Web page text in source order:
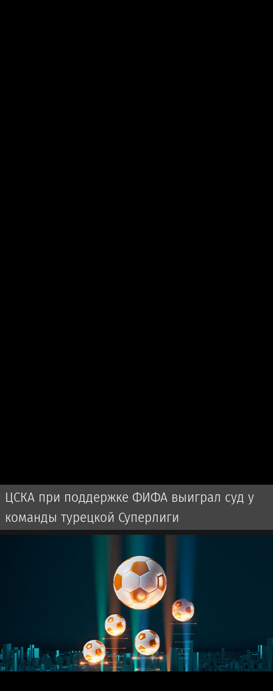
ЦСКА при поддержке ФИФА выиграл суд у
команды турецкой Суперлиги